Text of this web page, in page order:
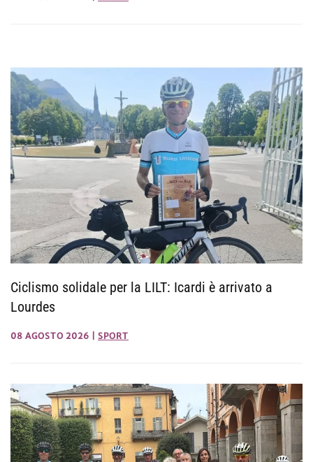
Ciclismo solidale per la LILT: Icardi è arrivato a
Lourdes
08 AGOSTO 2026 SPORT